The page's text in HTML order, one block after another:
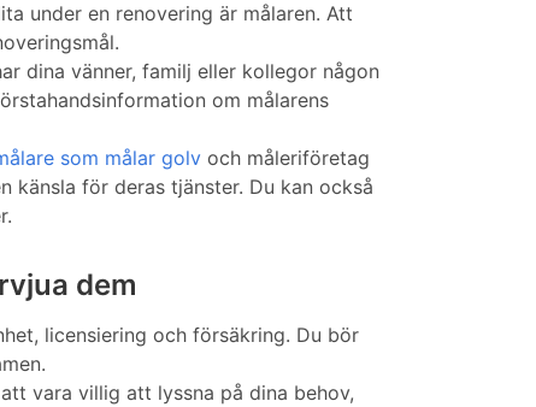
under en renovering är målaren. Att
dina vänner, familj eller kollegor någon
om målarens
som målar golv och måleriföretag
känsla för deras tjänster. Du kan också
dem
licensiering och försäkring. Du bör
vara villig att lyssna på dina behov,